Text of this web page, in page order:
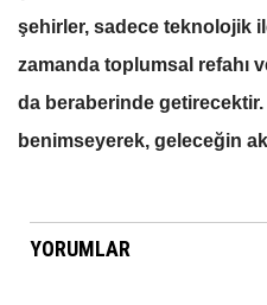
şehirler, sadece teknolojik
zamanda toplumsal refahı
da beraberinde
benimseyerek, geleceğin
YORUMLAR